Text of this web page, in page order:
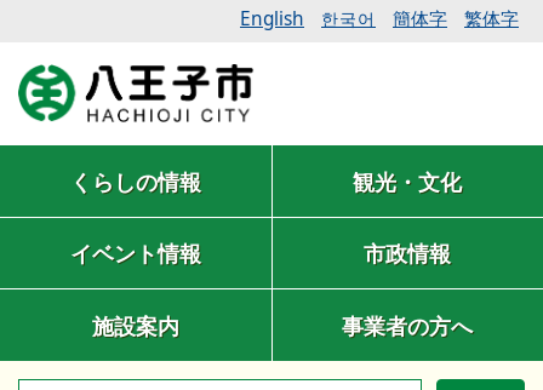
English 한국어 簡体字 繁体字
くらしの情報 観光・文化
イベント情報 市政情報
施設案内 事業者の方へ